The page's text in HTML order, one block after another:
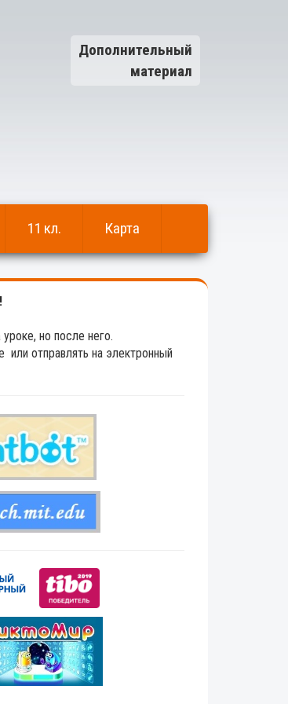
Дополнительный
материал
11 кл. Карта
но после него.
отправлять на электронный